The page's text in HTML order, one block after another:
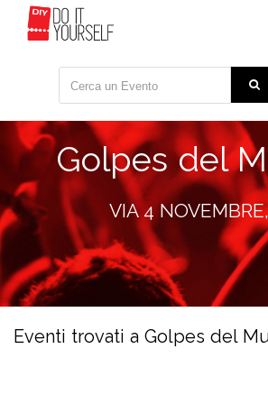
Golpes del
VIA 4
Eventi trovati a Golpes del